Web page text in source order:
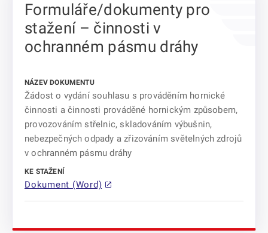
Formuláře/dokumenty pro
stažení – činnosti v
ochranném pásmu dráhy
Žádost o vydání souhlasu s prováděním hornické
činnosti a činnosti prováděné hornickým způsobem,
provozováním střelnic, skladováním výbušnin,
nebezpečných odpady a zřizováním světelných zdrojů
v ochranném pásmu dráhy
Dokument (Word)